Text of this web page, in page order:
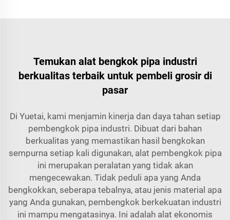
Temukan alat bengkok pipa industri
berkualitas terbaik untuk pembeli grosir di
pasar
Di Yuetai, kami menjamin kinerja dan daya tahan setiap
pembengkok pipa industri. Dibuat dari bahan
berkualitas yang memastikan hasil bengkokan
sempurna setiap kali digunakan, alat pembengkok pipa
ini merupakan peralatan yang tidak akan
mengecewakan. Tidak peduli apa yang Anda
bengkokkan, seberapa tebalnya, atau jenis material apa
yang Anda gunakan, pembengkok berkekuatan industri
ini mampu mengatasinya. Ini adalah alat ekonomis